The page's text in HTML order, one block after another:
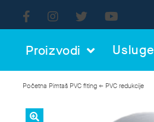
Proizvodi Usluge
Početna Pimtaš PVC fiting ← PVC redukcije